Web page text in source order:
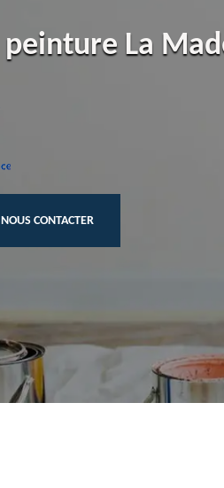
La
NOUS CONTACTER